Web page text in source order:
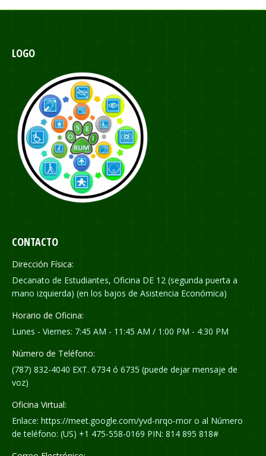
LOGO
CONTACTO
Dirección Física:
Decanato de Estudiantes, Oficina DE 12 (segunda puerta a
mano izquierda) (en los bajos de Asistencia Económica)
Horario de Oficina:
Lunes - Viernes: 7:45 AM - 11:45 AM / 1:00 PM - 4:30 PM
Número de Teléfono:
(787) 832-4040 EXT. 6734 ó 6735 (puede dejar mensaje de
voz)
Oficina Virtual:
Enlace: https://meet.google.com/yvd-nrqo-mor o al Número
de teléfono: (US) +1 475-558-0169 PIN: 814 895 818#